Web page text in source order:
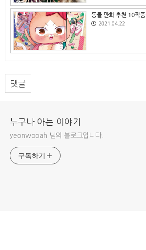
동물 만화 추천 10작품
2021.04.22
댓글
누구나 아는 이야기
yeonwooah 님의 블로그입니다.
구독하기